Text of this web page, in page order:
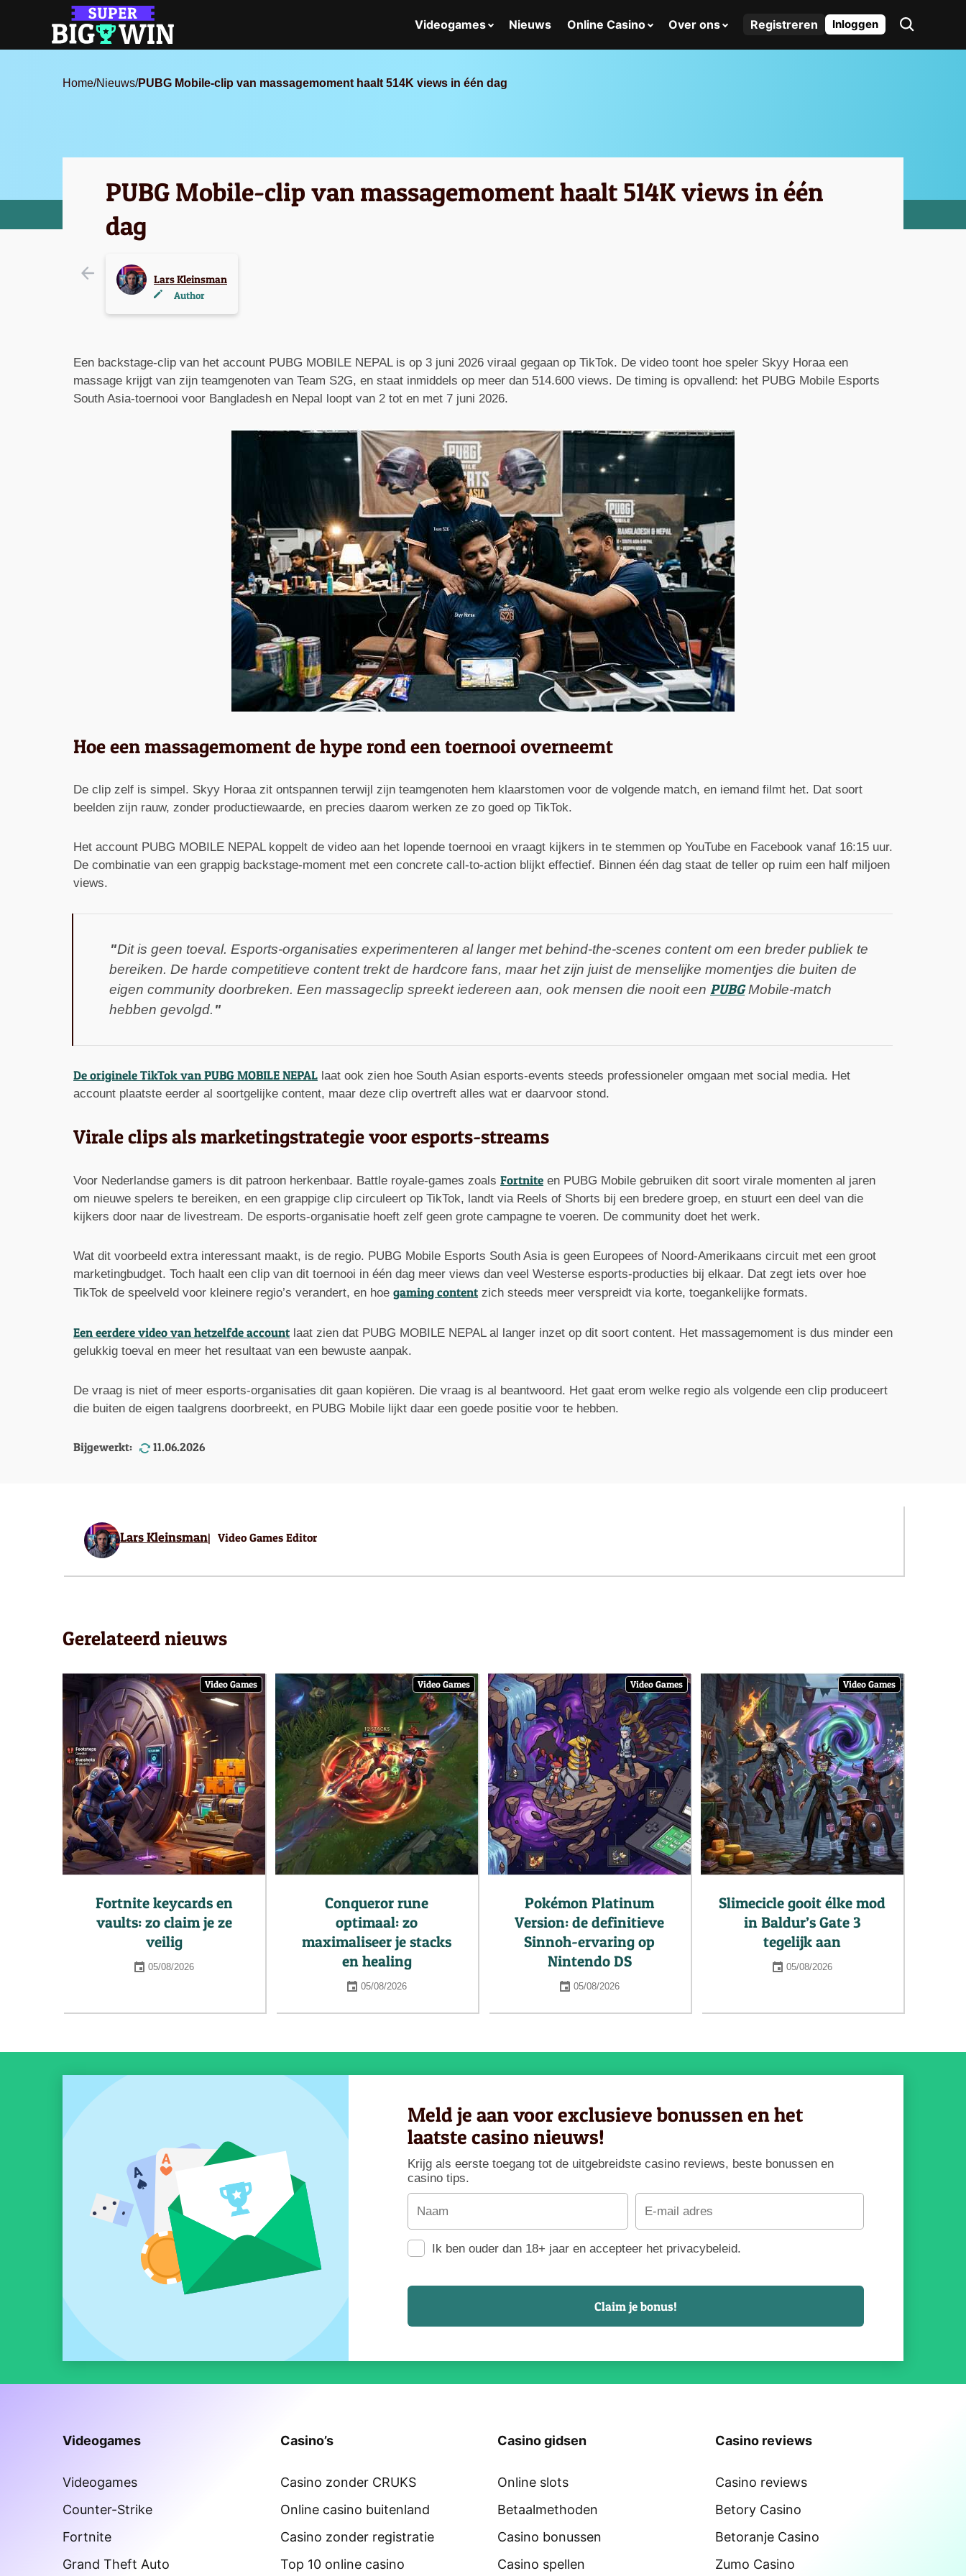
Videogames Nieuws Online Casino Over ons Registreren Inloggen
Home/Nieuws/PUBG Mobile-clip van massagemoment haalt 514K views in één dag
PUBG Mobile-clip van massagemoment haalt 514K views in één
dag
Lars Kleinsman
Author
Een backstage-clip van het account PUBG MOBILE NEPAL is op 3 juni 2026 viraal gegaan op TikTok. De video toont hoe speler Skyy Horaa een
massage krijgt van zijn teamgenoten van Team S2G, en staat inmiddels op meer dan 514.600 views. De timing is opvallend: het PUBG Mobile Esports
South Asia-toernooi voor Bangladesh en Nepal loopt van 2 tot en met 7 juni 2026.
Hoe een massagemoment de hype rond een toernooi overneemt
De clip zelf is simpel. Skyy Horaa zit ontspannen terwijl zijn teamgenoten hem klaarstomen voor de volgende match, en iemand filmt het. Dat soort
beelden zijn rauw, zonder productiewaarde, en precies daarom werken ze zo goed op TikTok.
Het account PUBG MOBILE NEPAL koppelt de video aan het lopende toernooi en vraagt kijkers in te stemmen op YouTube en Facebook vanaf 16:15 uur.
De combinatie van een grappig backstage-moment met een concrete call-to-action blijkt effectief. Binnen één dag staat de teller op ruim een half miljoen
views.
Dit is geen toeval. Esports-organisaties experimenteren al langer met behind-the-scenes content om een breder publiek te
bereiken. De harde competitieve content trekt de hardcore fans, maar het zijn juist de menselijke momentjes die buiten de
eigen community doorbreken. Een massageclip spreekt iedereen aan, ook mensen die nooit een PUBGMobile-match
hebben gevolgd.
De originele TikTok van PUBG MOBILE NEPAL laat ook zien hoe South Asian esports-events steeds professioneler omgaan met social media. Het
account plaatste eerder al soortgelijke content, maar deze clip overtreft alles wat er daarvoor stond.
Virale clips als marketingstrategie voor esports-streams
Voor Nederlandse gamers is dit patroon herkenbaar. Battle royale-games zoals Fortnite en PUBG Mobile gebruiken dit soort virale momenten al jaren
om nieuwe spelers te bereiken, en een grappige clip circuleert op TikTok, landt via Reels of Shorts bij een bredere groep, en stuurt een deel van die
kijkers door naar de livestream. De esports-organisatie hoeft zelf geen grote campagne te voeren. De community doet het werk.
Wat dit voorbeeld extra interessant maakt, is de regio. PUBG Mobile Esports South Asia is geen Europees of Noord-Amerikaans circuit met een groot
marketingbudget. Toch haalt een clip van dit toernooi in één dag meer views dan veel Westerse esports-producties bij elkaar. Dat zegt iets over hoe
TikTok de speelveld voor kleinere regio’s verandert, en hoe gaming content zich steeds meer verspreidt via korte, toegankelijke formats.
Een eerdere video van hetzelfde account laat zien dat PUBG MOBILE NEPAL al langer inzet op dit soort content. Het massagemoment is dus minder een
gelukkig toeval en meer het resultaat van een bewuste aanpak.
De vraag is niet of meer esports-organisaties dit gaan kopiëren. Die vraag is al beantwoord. Het gaat erom welke regio als volgende een clip produceert
die buiten de eigen taalgrens doorbreekt, en PUBG Mobile lijkt daar een goede positie voor te hebben.
Bijgewerkt: 11.06.2026
Lars Kleinsman Video Games Editor
Gerelateerd nieuws
Video Games
Fortnite keycards en
vaults: zo claim je ze
veilig
05/08/2026
Video Games
Conqueror rune
optimaal: zo
maximaliseer je stacks
en healing
05/08/2026
Video Games
Pokémon Platinum
Version: de definitieve
Sinnoh-ervaring op
Nintendo DS
05/08/2026
Video Games
Slimecicle gooit élke mod
in Baldur’s Gate 3
tegelijk aan
05/08/2026
Meld je aan voor exclusieve bonussen en het
laatste casino nieuws!
Krijg als eerste toegang tot de uitgebreidste casino reviews, beste bonussen en
casino tips.
Ik ben ouder dan 18+ jaar en accepteer het privacybeleid.
Videogames
Videogames
Counter-Strike
Fortnite
Grand Theft Auto
Casino’s
Casino zonder CRUKS
Online casino buitenland
Casino zonder registratie
Top 10 online casino
Casino gidsen
Online slots
Betaalmethoden
Casino bonussen
Casino spellen
Casino reviews
Casino reviews
Betory Casino
Betoranje Casino
Zumo Casino